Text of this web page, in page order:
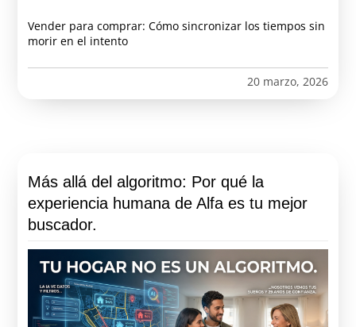
Vender para comprar: Cómo sincronizar los tiempos sin
morir en el intento
20 marzo, 2026
Más allá del algoritmo: Por qué la
experiencia humana de Alfa es tu mejor
buscador.